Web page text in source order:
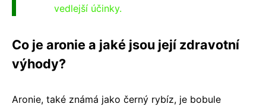
vedlejší účinky.
Co je aronie a jaké jsou její zdravotní
výhody?
Aronie, také známá jako černý rybíz, je bobule